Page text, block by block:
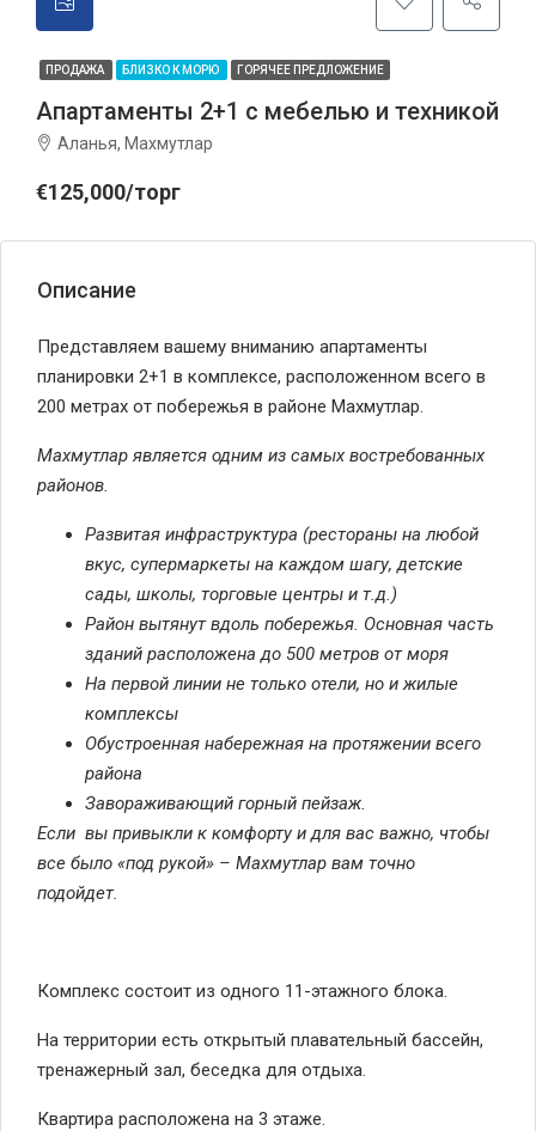
ПРОДАЖА БЛИЗКО К МОРЮ ГОРЯЧЕЕ ПРЕДЛОЖЕНИЕ
Апартаменты 2+1 с мебелью и техникой
Аланья, Махмутлар
€125,000/торг
Описание
Представляем вашему вниманию апартаменты
планировки 2+1 в комплексе, расположенном всего в
200 метрах от побережья в районе Махмутлар.
Махмутлар является одним из самых востребованных
районов.
Развитая инфраструктура (рестораны на любой
вкус, супермаркеты на каждом шагу, детские
сады, школы, торговые центры и т.д.)
Район вытянут вдоль побережья. Основная часть
зданий расположена до 500 метров от моря
На первой линии не только отели, но и жилые
комплексы
Обустроенная набережная на протяжении всего
района
Завораживающий горный пейзаж.
Если вы привыкли к комфорту и для вас важно, чтобы
все было «под рукой» – Махмутлар вам точно
подойдет.
Комплекс состоит из одного 11-этажного блока.
На территории есть открытый плавательный бассейн,
тренажерный зал, беседка для отдыха.
Квартира расположена на 3 этаже.